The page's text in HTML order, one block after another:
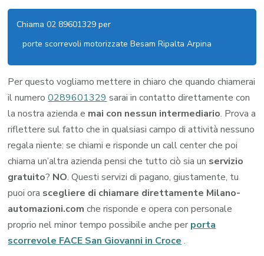
Chiama 02 89601329 per
porte scorrevoli motorizzate Besam Ripalta Arpina
Per questo vogliamo mettere in chiaro che quando chiamerai
il numero0289601329 sarai in contatto direttamente con
la nostra azienda e mai con nessun intermediario. Prova a
riflettere sul fatto che in qualsiasi campo di attività nessuno
regala niente: se chiami e risponde un call center che poi
chiama un’altra azienda pensi che tutto ciò sia un servizio
gratuito? NO. Questi servizi di pagano, giustamente, tu
puoi ora scegliere di chiamare direttamente Milano-
automazioni.com che risponde e opera con personale
proprio nel minor tempo possibile anche per porta
scorrevole FACE San Giovanni in Croce .